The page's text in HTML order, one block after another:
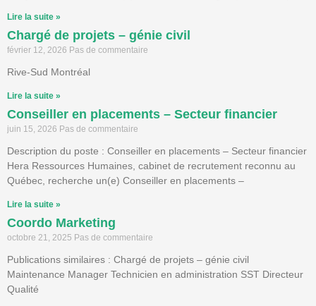
Lire la suite »
Chargé de projets – génie civil
février 12, 2026 Pas de commentaire
Rive-Sud Montréal
Lire la suite »
Conseiller en placements – Secteur financier
juin 15, 2026 Pas de commentaire
Description du poste : Conseiller en placements – Secteur financier
Hera Ressources Humaines, cabinet de recrutement reconnu au
Québec, recherche un(e) Conseiller en placements –
Lire la suite »
Coordo Marketing
octobre 21, 2025 Pas de commentaire
Publications similaires : Chargé de projets – génie civil
Maintenance Manager Technicien en administration SST Directeur
Qualité